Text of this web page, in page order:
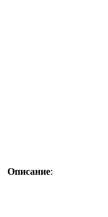
Описание: